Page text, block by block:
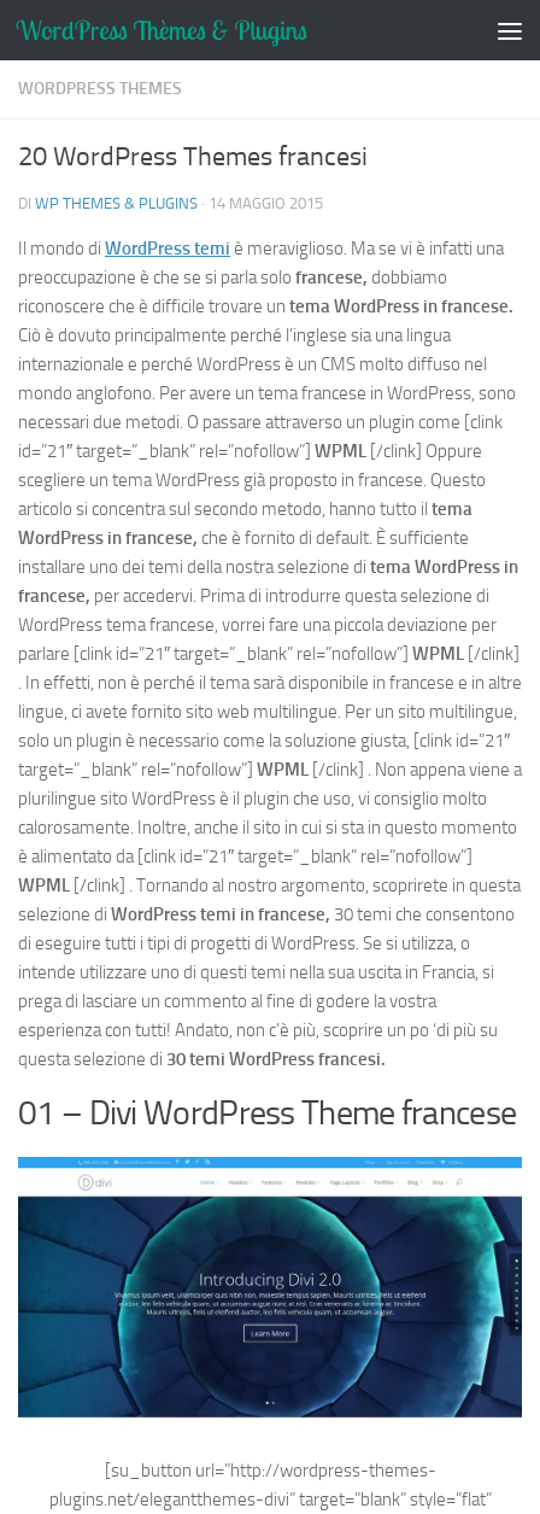
Salta al contenuto
WORDPRESS THEMES
20 WordPress Themes francesi
DI WP THEMES & PLUGINS · 14 MAGGIO 2015
Il mondo di WordPress temi è meraviglioso. Ma se vi è infatti una
preoccupazione è che se si parla solo francese, dobbiamo
riconoscere che è difficile trovare un tema WordPress in francese.
Ciò è dovuto principalmente perché l’inglese sia una lingua
internazionale e perché WordPress è un CMS molto diffuso nel
mondo anglofono. Per avere un tema francese in WordPress, sono
necessari due metodi. O passare attraverso un plugin come [clink
id=”21″ target=”_blank” rel=”nofollow”] WPML [/clink] Oppure
scegliere un tema WordPress già proposto in francese. Questo
articolo si concentra sul secondo metodo, hanno tutto il tema
WordPress in francese, che è fornito di default. È sufficiente
installare uno dei temi della nostra selezione di tema WordPress in
francese, per accedervi. Prima di introdurre questa selezione di
WordPress tema francese, vorrei fare una piccola deviazione per
parlare [clink id=”21″ target=”_blank” rel=”nofollow”] WPML [/clink]
. In effetti, non è perché il tema sarà disponibile in francese e in altre
lingue, ci avete fornito sito web multilingue. Per un sito multilingue,
solo un plugin è necessario come la soluzione giusta, [clink id=”21″
target=”_blank” rel=”nofollow”] WPML [/clink] . Non appena viene a
plurilingue sito WordPress è il plugin che uso, vi consiglio molto
calorosamente. Inoltre, anche il sito in cui si sta in questo momento
è alimentato da [clink id=”21″ target=”_blank” rel=”nofollow”]
WPML [/clink] . Tornando al nostro argomento, scoprirete in questa
selezione di WordPress temi in francese, 30 temi che consentono
di eseguire tutti i tipi di progetti di WordPress. Se si utilizza, o
intende utilizzare uno di questi temi nella sua uscita in Francia, si
prega di lasciare un commento al fine di godere la vostra
esperienza con tutti! Andato, non c’è più, scoprire un po ‘di più su
questa selezione di 30 temi WordPress francesi.
01 – Divi WordPress Theme francese
[su_button url=”http://wordpress-themes-
plugins.net/elegantthemes-divi” target=”blank” style=”flat”